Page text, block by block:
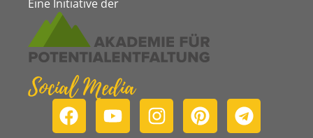
Eine Initiative der
Social Media